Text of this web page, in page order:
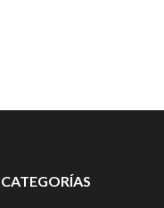
CATEGORÍAS